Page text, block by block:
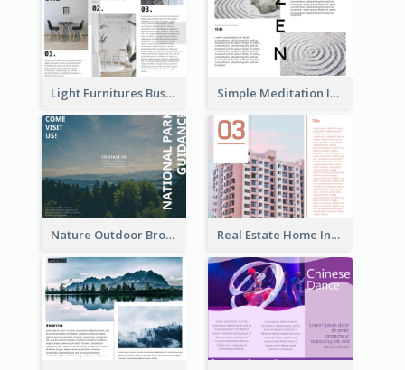
Light Furnitures Business Tri Fold Brochure Simple Meditation Informational Brochure
Nature Outdoor Brochure Real Estate Home Informational Brochure